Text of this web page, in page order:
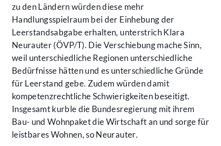
zu den Ländern würden diese mehr
Handlungsspielraum bei der Einhebung der
Leerstandsabgabe erhalten, unterstrich Klara
Neurauter (ÖVP/T). Die Verschiebung mache Sinn,
weil unterschiedliche Regionen unterschiedliche
Bedürfnisse hätten und es unterschiedliche Gründe
für Leerstand gebe. Zudem würden damit
kompetenzrechtliche Schwierigkeiten beseitigt.
Insgesamt kurble die Bundesregierung mit ihrem
Bau- und Wohnpaket die Wirtschaft an und sorge für
leistbares Wohnen, so Neurauter.